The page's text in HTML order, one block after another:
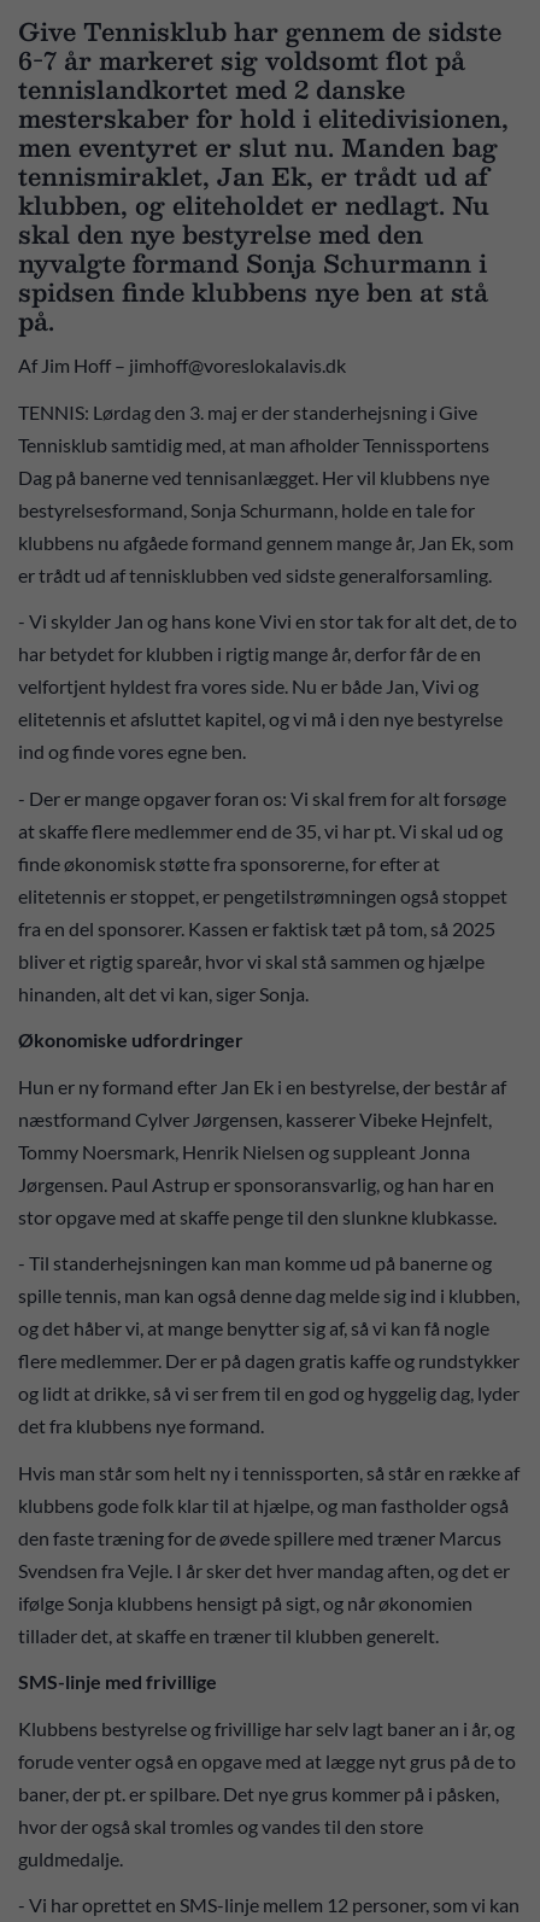
Give Tennisklub har gennem de sidste
6-7 år markeret sig voldsomt flot på
tennislandkortet med 2 danske
mesterskaber for hold i elitedivisionen,
men eventyret er slut nu. Manden bag
tennismiraklet, Jan Ek, er trådt ud af
klubben, og eliteholdet er nedlagt. Nu
skal den nye bestyrelse med den
nyvalgte formand Sonja Schurmann i
spidsen finde klubbens nye ben at stå
på.
Af Jim Hoff – jimhoff@voreslokalavis.dk
TENNIS: Lørdag den 3. maj er der standerhejsning i Give
Tennisklub samtidig med, at man afholder Tennissportens
Dag på banerne ved tennisanlægget. Her vil klubbens nye
bestyrelsesformand, Sonja Schurmann, holde en tale for
klubbens nu afgåede formand gennem mange år, Jan Ek, som
er trådt ud af tennisklubben ved sidste generalforsamling.
- Vi skylder Jan og hans kone Vivi en stor tak for alt det, de to
har betydet for klubben i rigtig mange år, derfor får de en
velfortjent hyldest fra vores side. Nu er både Jan, Vivi og
elitetennis et afsluttet kapitel, og vi må i den nye bestyrelse
ind og finde vores egne ben.
- Der er mange opgaver foran os: Vi skal frem for alt forsøge
at skaffe flere medlemmer end de 35, vi har pt. Vi skal ud og
finde økonomisk støtte fra sponsorerne, for efter at
elitetennis er stoppet, er pengetilstrømningen også stoppet
fra en del sponsorer. Kassen er faktisk tæt på tom, så 2025
bliver et rigtig spareår, hvor vi skal stå sammen og hjælpe
hinanden, alt det vi kan, siger Sonja.
Økonomiske udfordringer
Hun er ny formand efter Jan Ek i en bestyrelse, der består af
næstformand Cylver Jørgensen, kasserer Vibeke Hejnfelt,
Tommy Noersmark, Henrik Nielsen og suppleant Jonna
Jørgensen. Paul Astrup er sponsoransvarlig, og han har en
stor opgave med at skaffe penge til den slunkne klubkasse.
- Til standerhejsningen kan man komme ud på banerne og
spille tennis, man kan også denne dag melde sig ind i klubben,
og det håber vi, at mange benytter sig af, så vi kan få nogle
flere medlemmer. Der er på dagen gratis kaffe og rundstykker
og lidt at drikke, så vi ser frem til en god og hyggelig dag, lyder
det fra klubbens nye formand.
Hvis man står som helt ny i tennissporten, så står en række af
klubbens gode folk klar til at hjælpe, og man fastholder også
den faste træning for de øvede spillere med træner Marcus
Svendsen fra Vejle. I år sker det hver mandag aften, og det er
ifølge Sonja klubbens hensigt på sigt, og når økonomien
tillader det, at skaffe en træner til klubben generelt.
SMS-linje med frivillige
Klubbens bestyrelse og frivillige har selv lagt baner an i år, og
forude venter også en opgave med at lægge nyt grus på de to
baner, der pt. er spilbare. Det nye grus kommer på i påsken,
hvor der også skal tromles og vandes til den store
guldmedalje.
- Vi har oprettet en SMS-linje mellem 12 personer, som vi kan